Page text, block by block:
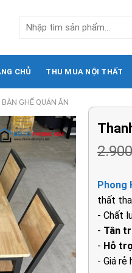
kiếm:
CHỦ THU MUA NỘI THẤT
BÀN GHẾ QUÁN ĂN
Phong
thất
- Chất
- Tân
- Hỗ
- Giá rẻ